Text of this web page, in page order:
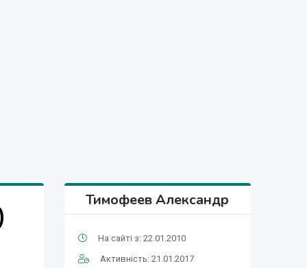
Тимофеев Александр
На сайті з: 22.01.2010
Активність: 21.01.2017